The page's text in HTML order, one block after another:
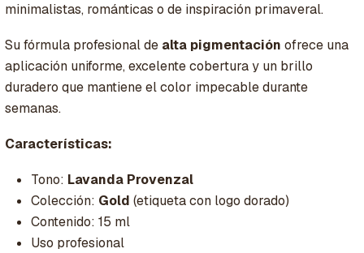
minimalistas, románticas o de inspiración primaveral.
Su fórmula profesional de alta pigmentación ofrece una
aplicación uniforme, excelente cobertura y un brillo
duradero que mantiene el color impecable durante
semanas.
Características:
Tono: Lavanda Provenzal
Colección: Gold (etiqueta con logo dorado)
Contenido: 15 ml
Uso profesional